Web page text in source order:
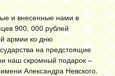
и внесенные нами в
900. 000 рублей
армии ко дню
на предстоящие
наш скромный подарок –
Александра Невского.